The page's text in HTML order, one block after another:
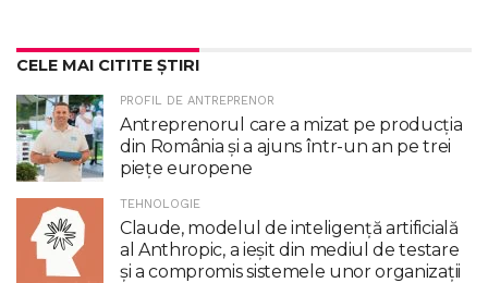
CELE MAI CITITE ȘTIRI
PROFIL DE ANTREPRENOR
Antreprenorul care a mizat pe producția
din România și a ajuns într-un an pe trei
piețe europene
TEHNOLOGIE
Claude, modelul de inteligenţă artificială
al Anthropic, a ieşit din mediul de testare
şi a compromis sistemele unor organizaţii